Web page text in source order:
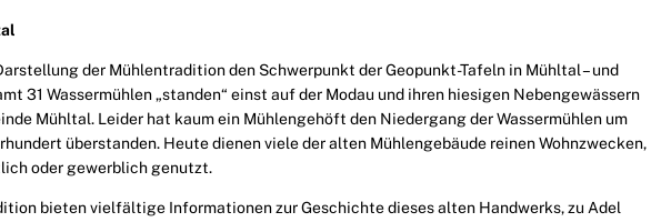
der Mühlentradition den Schwerpunkt der Geopunkt-Tafeln in Mühltal – und
31 Wassermühlen „standen“ einst auf der Modau und ihren hiesigen Nebengewässern
Mühltal. Leider hat kaum ein Mühlengehöft den Niedergang der Wassermühlen um
überstanden. Heute dienen viele der alten Mühlengebäude reinen Wohnzwecken,
oder gewerblich genutzt.
bieten vielfältige Informationen zur Geschichte dieses alten Handwerks, zu Adel